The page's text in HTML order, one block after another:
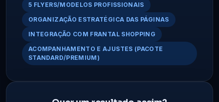
5 FLYERS/MODELOS PROFISSIONAIS
ORGANIZAÇÃO ESTRATÉGICA DAS PÁGINAS
INTEGRAÇÃO COM FRANTAL SHOPPING
ACOMPANHAMENTO E AJUSTES (PACOTE
STANDARD/PREMIUM)